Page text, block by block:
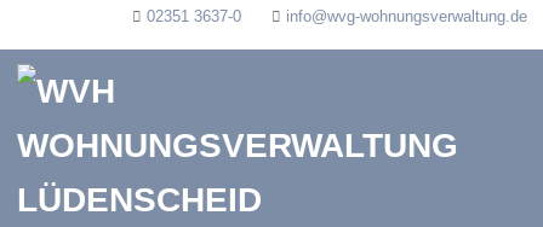
02351 3637-0 info@wvg-wohnungsverwaltung.de